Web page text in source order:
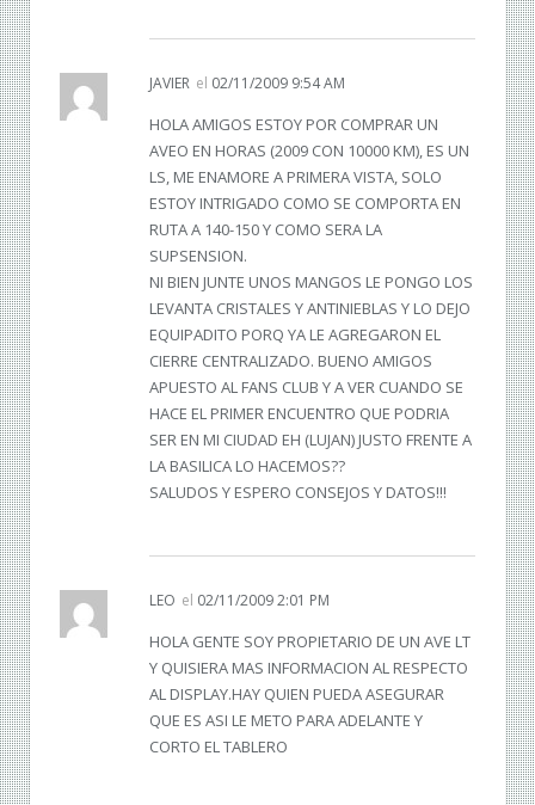
JAVIER el 02/11/2009 9:54 AM
HOLA AMIGOS ESTOY POR COMPRAR UN
AVEO EN HORAS (2009 CON 10000 KM), ES UN
LS, ME ENAMORE A PRIMERA VISTA, SOLO
ESTOY INTRIGADO COMO SE COMPORTA EN
RUTA A 140-150 Y COMO SERA LA
SUPSENSION.
NI BIEN JUNTE UNOS MANGOS LE PONGO LOS
LEVANTA CRISTALES Y ANTINIEBLAS Y LO DEJO
EQUIPADITO PORQ YA LE AGREGARON EL
CIERRE CENTRALIZADO. BUENO AMIGOS
APUESTO AL FANS CLUB Y A VER CUANDO SE
HACE EL PRIMER ENCUENTRO QUE PODRIA
SER EN MI CIUDAD EH (LUJAN) JUSTO FRENTE A
LA BASILICA LO HACEMOS??
SALUDOS Y ESPERO CONSEJOS Y DATOS!!!
LEO el 02/11/2009 2:01 PM
HOLA GENTE SOY PROPIETARIO DE UN AVE LT
Y QUISIERA MAS INFORMACION AL RESPECTO
AL DISPLAY.HAY QUIEN PUEDA ASEGURAR
QUE ES ASI LE METO PARA ADELANTE Y
CORTO EL TABLERO